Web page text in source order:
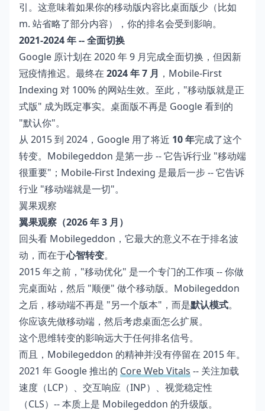
引。这意味着如果你的移动版内容比桌面版少（比如
m. 站省略了部分内容），你的排名会受到影响。
2021-2024 年 -- 全面切换
Google 原计划在 2020 年 9 月完成全面切换，但因新
冠疫情推迟。最终在 2024 年 7 月 ，Mobile-First
Indexing 对 100% 的网站生效。至此，"移动版就是正
式版" 成为既定事实。桌面版不再是 Google 看到的
"默认你"。
从 2015 到 2024，Google 用了将近 10 年完成了这个
转变。Mobilegeddon 是第一步 -- 它告诉行业 "移动端
很重要"；Mobile-First Indexing 是最后一步 -- 它告诉
行业 "移动端就是一切"。
翼果观察
翼果观察（2026 年 3 月）
回头看 Mobilegeddon，它最大的意义不在于排名波
动，而在于心智转变。
2015 年之前，"移动优化" 是一个专门的工作项 -- 你做
完桌面站，然后 "顺便" 做个移动版。Mobilegeddon
之后，移动端不再是 "另一个版本"，而是默认模式。
你应该先做移动端，然后考虑桌面怎么扩展。
这个思维转变的影响远大于任何排名信号。
而且，Mobilegeddon 的精神并没有停留在 2015 年。
2021 年 Google 推出的 Core Web Vitals -- 关注加载
速度（LCP）、交互响应（INP）、视觉稳定性
（CLS）-- 本质上是 Mobilegeddon 的升级版。